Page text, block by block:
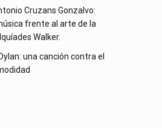
Cruzans Gonzalvo:
frente al arte de la
Walker.
una canción contra el